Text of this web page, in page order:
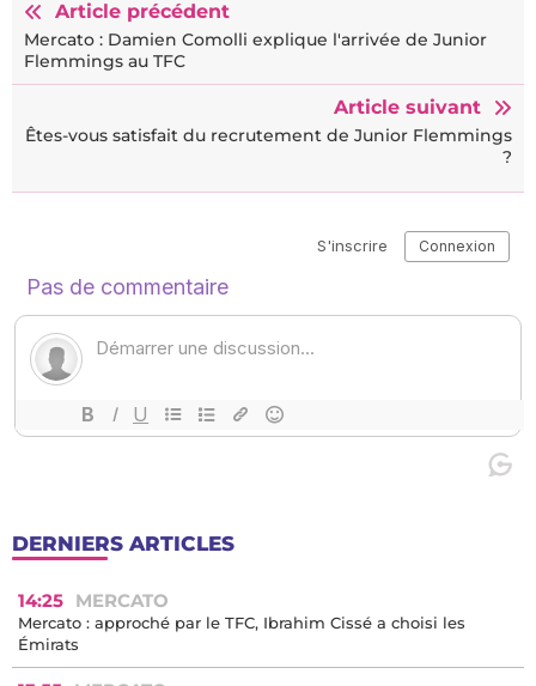
Article précédent
Mercato : Damien Comolli explique l'arrivée de Junior
Flemmings au TFC
Article suivant
Êtes-vous satisfait du recrutement de Junior Flemmings
?
DERNIERS ARTICLES
14:25 MERCATO
Mercato : approché par le TFC, Ibrahim Cissé a choisi les
Émirats